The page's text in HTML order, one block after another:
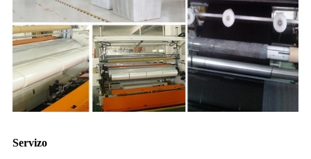
Servizo